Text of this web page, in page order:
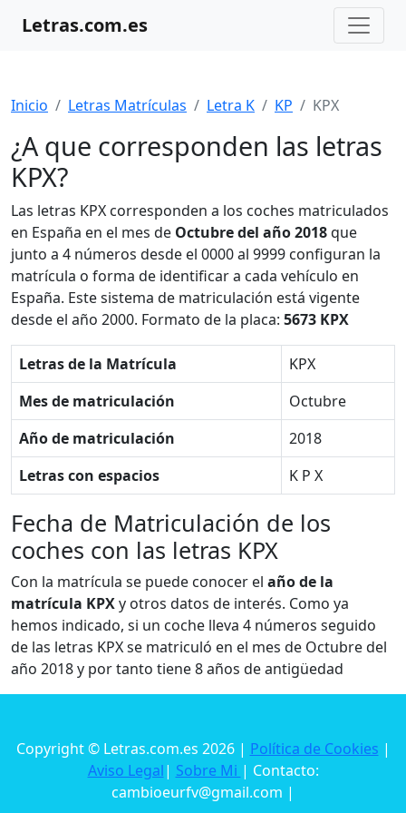
Letras.com.es
Inicio Letras Matrículas Letra K KP KPX
¿A que corresponden las letras
KPX?
Las letras KPX corresponden a los coches matriculados
en España en el mes de Octubre del año 2018que
junto a 4 números desde el 0000 al 9999 configuran la
matrícula o forma de identificar a cada vehículo en
España. Este sistema de matriculación está vigente
desde el año 2000. Formato de la placa: 5673 KPX
Letras de la Matrícula
KPX
Mes de matriculación
Octubre
Año de matriculación
2018
Letras con espacios
K P X
Fecha de Matriculación de los
coches con las letras KPX
Con la matrícula se puede conocer el año de la
matrícula KPXy otros datos de interés. Como ya
hemos indicado, si un coche lleva 4 números seguido
de las letras KPX se matriculó en el mes de Octubre del
año 2018 y por tanto tiene 8 años de antigüedad
Copyright © Letras.com.es 2026 | Política de Cookies |
Aviso Legal| Sobre Mi | Contacto:
cambioeurfv@gmail.com |